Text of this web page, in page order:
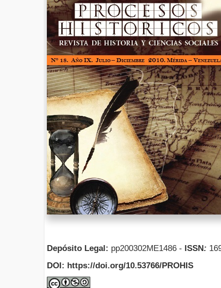
Depósito Legal: pp200302ME1486 - ISSN:
DOI: https://doi.org/10.53766/PROHIS